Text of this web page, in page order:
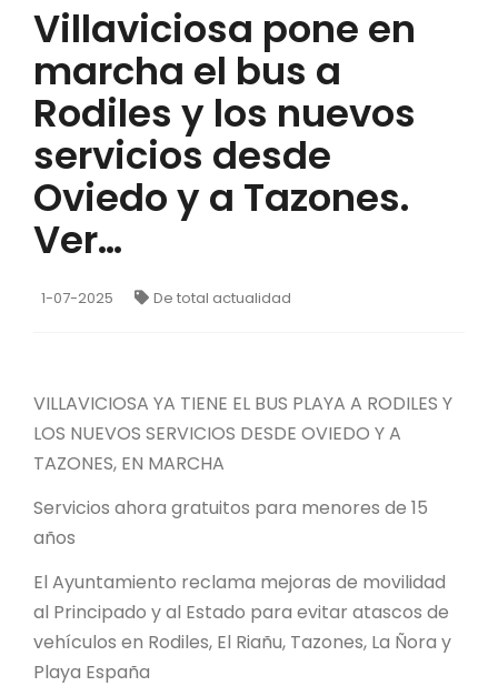
Villaviciosa pone en
marcha el bus a
Rodiles y los nuevos
servicios desde
Oviedo y a Tazones.
Ver…
1-07-2025 De total actualidad
VILLAVICIOSA YA TIENE EL BUS PLAYA A RODILES Y
LOS NUEVOS SERVICIOS DESDE OVIEDO Y A
TAZONES, EN MARCHA
Servicios ahora gratuitos para menores de 15
años
El Ayuntamiento reclama mejoras de movilidad
al Principado y al Estado para evitar atascos de
vehículos en Rodiles, El Riañu, Tazones, La Ñora y
Playa España